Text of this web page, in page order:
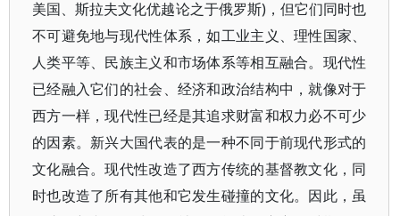
美国、斯拉夫文化优越论之于俄罗斯)，但它们同时也
不可避免地与现代性体系，如工业主义、理性国家、
人类平等、民族主义和市场体系等相互融合。现代性
已经融入它们的社会、经济和政治结构中，就像对于
西方一样，现代性已经是其追求财富和权力必不可少
的因素。新兴大国代表的是一种不同于前现代形式的
文化融合。现代性改造了西方传统的基督教文化，同
时也改造了所有其他和它发生碰撞的文化。因此，虽